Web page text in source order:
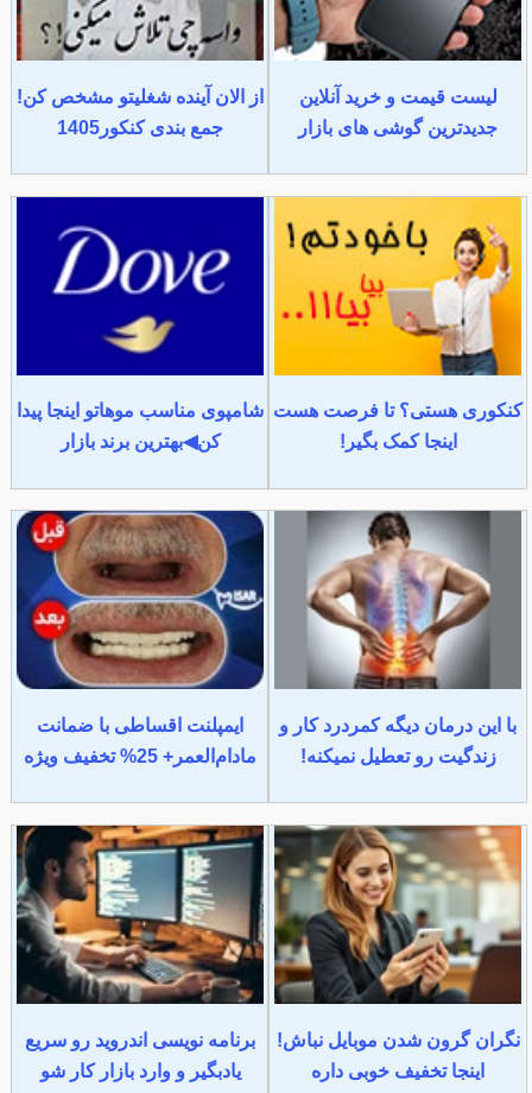
لیست قیمت و خرید آنلاین
جدیدترین گوشی های بازار
از الان آینده شغلیتو مشخص کن!
جمع بندی کنکور1405
کنکوری هستی؟ تا فرصت هست
اینجا کمک بگیر!
شامپوی مناسب موهاتو اینجا پیدا
کن◀بهترین برند بازار
با این درمان دیگه کمردرد کار و
زندگیت رو تعطیل نمیکنه!
ایمپلنت اقساطی با ضمانت
مادام‌العمر+ 25% تخفیف ویژه
نگران گرون شدن موبایل نباش!
اینجا تخفیف خوبی داره
برنامه نویسی اندروید رو سریع
یادبگیر و وارد بازار کار شو